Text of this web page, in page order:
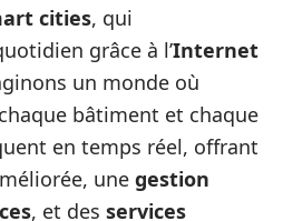
cities, qui
grâce à l’Internet
un monde où
bâtiment et chaque
en temps réel, offrant
une gestion
, et des services